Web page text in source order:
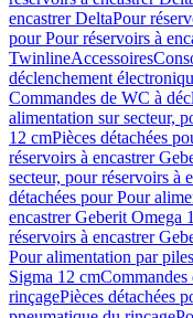
encastrer DeltaPour
pour Pour réservoirs à
TwinlineAccessoires
déclenchement
Commandes de WC à
alimentation sur secteur,
12 cmPièces détachées
réservoirs à encastrer
secteur, pour réservoirs à
détachées pour Pour
encastrer Geberit Omega
réservoirs à encastrer
Pour alimentation par
Sigma 12 cmCommandes
rinçagePièces détachées